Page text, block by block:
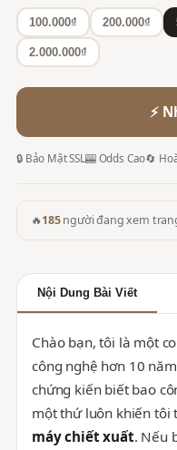
100.000₫ 200.000₫
2.000.000₫
⚡
🔒 Bảo Mật SSL🎰 Odds Cao🔄
🔥185người đang xem
Nội Dung Bài Viết
Chào bạn, tôi là một
công nghệ hơn 10
chứng kiến biết bao
một thứ luôn khiến tôi
máy chiết xuất. Nếu